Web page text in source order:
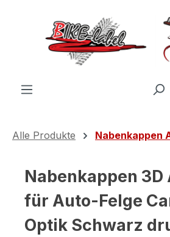
Zum Hauptinhalt springen
Alle Produkte Nabenkappen
Nabenkappen
für Auto-Felge
Optik Schwarz